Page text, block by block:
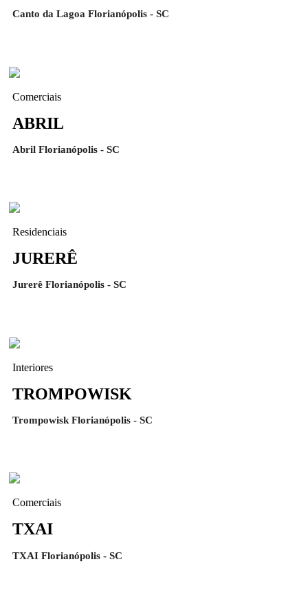
Canto da Lagoa Florianópolis - SC
Comerciais
ABRIL
Abril Florianópolis - SC
Residenciais
JURERÊ
Jurerê Florianópolis - SC
Interiores
TROMPOWISK
Trompowisk Florianópolis - SC
Comerciais
TXAI
TXAI Florianópolis - SC